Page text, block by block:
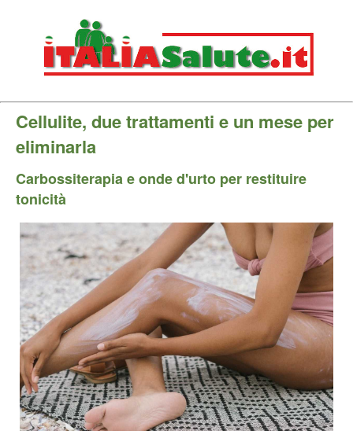
Cellulite, due trattamenti e un mese per
eliminarla
Carbossiterapia e onde d'urto per restituire
tonicità